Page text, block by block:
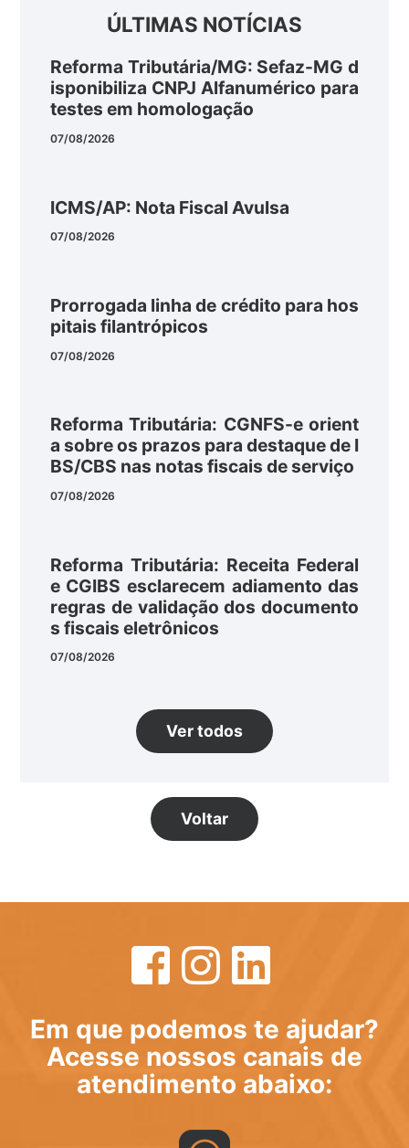
ÚLTIMAS NOTÍCIAS
Reforma Tributária/MG: Sefaz-MG d
isponibiliza CNPJ Alfanumérico para
testes em homologação
07/08/2026
ICMS/AP: Nota Fiscal Avulsa
07/08/2026
Prorrogada linha de crédito para hos
pitais filantrópicos
07/08/2026
Reforma Tributária: CGNFS-e orient
a sobre os prazos para destaque de I
BS/CBS nas notas fiscais de serviço
07/08/2026
Reforma Tributária: Receita Federal
e CGIBS esclarecem adiamento das
regras de validação dos documento
s fiscais eletrônicos
07/08/2026
Ver todos
Voltar
Em que podemos te ajudar?
Acesse nossos canais de
atendimento abaixo: